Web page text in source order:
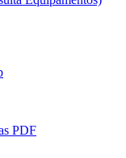
PDF